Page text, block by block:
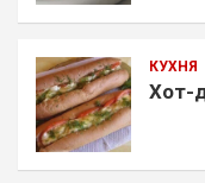
КУХНЯ
Хот-